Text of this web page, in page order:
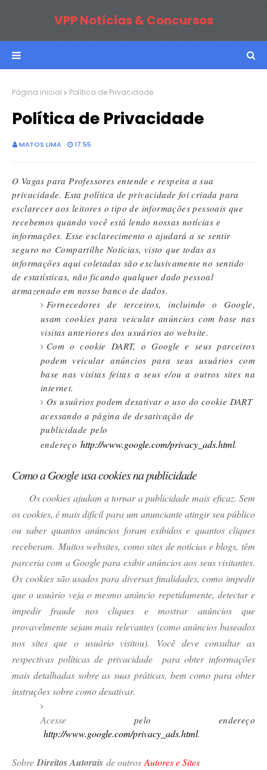
VPP Notícias & Concursos
Página inicial Política de Privacidade
Política de Privacidade
MATOS LIMA 17:55
O Vagas para Professores entende e respeita a sua
privacidade. Esta política de privacidade foi criada para
esclarecer aos leitores o tipo de informações pessoais que
recebemos quando você está lendo nossas notícias e
informações. Esse esclarecimento o ajudará a se sentir
seguro no Compartilhe Notícias, visto que todas as
informações aqui coletadas são exclusivamente no sentido
de estatísticas, não ficando qualquer dado pessoal
armazenado em nosso banco de dados.
Fornecedores de terceiros, incluindo o Google,
usam cookies para veicular anúncios com base nas
visitas anteriores dos usuários ao website.
Com o cookie DART, o Google e seus parceiros
podem veicular anúncios para seus usuários com
base nas visitas feitas a seus e/ou a outros sites na
internet.
Os usuários podem desativar o uso do cookie DART
acessando a página de desativação de
publicidade pelo
endereço http://www.google.com/privacy_ads.html.
Como a Google usa cookies na publicidade
Os cookies ajudam a tornar a publicidade mais eficaz. Sem
os cookies, é mais difícil para um anunciante atingir seu público
ou saber quantos anúncios foram exibidos e quantos cliques
receberam. Muitos websites, como sites de notícias e blogs, têm
parceria com a Google para exibir anúncios aos seus visitantes.
Os cookies são usados para diversas finalidades, como impedir
que o usuário veja o mesmo anúncio repetidamente, detectar e
impedir fraude nos cliques e mostrar anúncios que
provavelmente sejam mais relevantes (como anúncios baseados
nos sites que o usuário visitou). Você deve consultar as
respectivas políticas de privacidade para obter informações
mais detalhadas sobre as suas práticas, bem como para obter
instruções sobre como desativar.
Acesse pelo endereço
http://www.google.com/privacy_ads.html.
Sobre Direitos Autorais de outros Autores e Sites